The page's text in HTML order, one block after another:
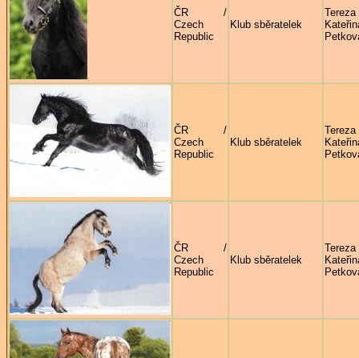
ČR /
Czech
Republic
Klub sběratelek
Tereza
ČR /
Czech
Republic
Klub sběratelek
Tereza
ČR /
Czech
Republic
Klub sběratelek
Tereza